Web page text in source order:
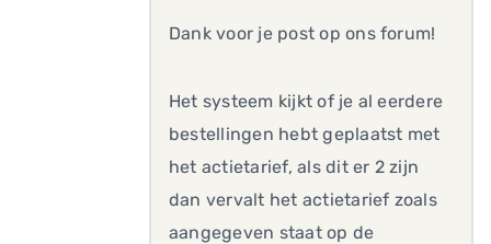
Dank voor je post op ons forum!
Het systeem kijkt of je al eerdere
bestellingen hebt geplaatst met
het actietarief, als dit er 2 zijn
dan vervalt het actietarief zoals
aangegeven staat op de